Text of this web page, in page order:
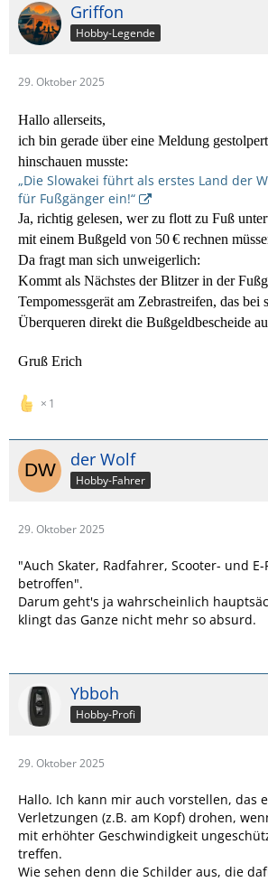
Griffon
Hobby-Legende
29. Oktober 2025
Hallo allerseits,
ich bin gerade über eine Meldung
hinschauen musste:
„Die Slowakei führt als erstes Land der
für Fußgänger ein!“
Ja, richtig gelesen, wer zu flott zu Fuß
mit einem Bußgeld von 50 € rechnen
Da fragt man sich unweigerlich:
Kommt als Nächstes der Blitzer in der
Tempomessgerät am Zebrastreifen, das bei
Überqueren direkt die Bußgeldbescheide
Gruß Erich
1
der Wolf
Hobby-Fahrer
29. Oktober 2025
"Auch Skater, Radfahrer, Scooter- und
betroffen".
Darum geht's ja wahrscheinlich
klingt das Ganze nicht mehr so absurd.
Ybboh
Hobby-Profi
29. Oktober 2025
Hallo. Ich kann mir auch vorstellen, das
Verletzungen (z.B. am Kopf) drohen,
mit erhöhter Geschwindigkeit
treffen.
Wie sehen denn die Schilder aus, die